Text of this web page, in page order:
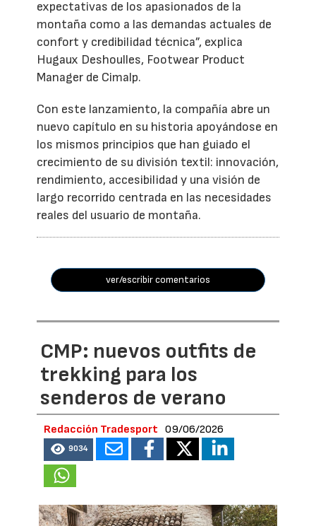
expectativas de los apasionados de la
montaña como a las demandas actuales de
confort y credibilidad técnica”, explica
Hugaux Deshoulles, Footwear Product
Manager de Cimalp.
Con este lanzamiento, la compañía abre un
nuevo capítulo en su historia apoyándose en
los mismos principios que han guiado el
crecimiento de su división textil: innovación,
rendimiento, accesibilidad y una visión de
largo recorrido centrada en las necesidades
reales del usuario de montaña.
ver/escribir comentarios
CMP: nuevos outfits de
trekking para los
senderos de verano
Redacción Tradesport 09/06/2026
9034